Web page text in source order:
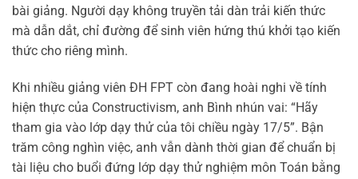
bài giảng. Người dạy không truyền tải dàn trải kiến thức
mà dẫn dắt, chỉ đường để sinh viên hứng thú khởi tạo kiến
thức cho riêng mình.
Khi nhiều giảng viên ĐH FPT còn đang hoài nghi về tính
hiện thực của Constructivism, anh Bình nhún vai: “Hãy
tham gia vào lớp dạy thử của tôi chiều ngày 17/5”. Bận
trăm công nghìn việc, anh vẫn dành thời gian để chuẩn bị
tài liệu cho buổi đứng lớp dạy thử nghiệm môn Toán bằng